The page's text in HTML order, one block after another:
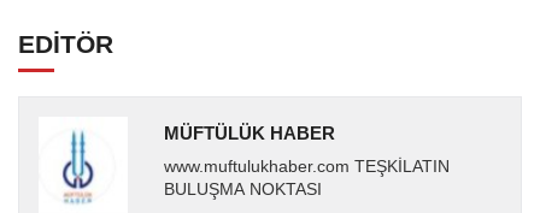
EDİTÖR
MÜFTÜLÜK HABER
www.muftulukhaber.com TEŞKİLATIN
BULUŞMA NOKTASI